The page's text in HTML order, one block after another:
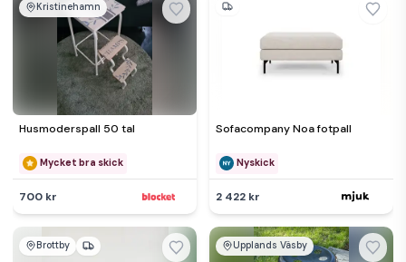
Kristinehamn
Husmoderspall 50 tal
Mycket bra skick
700 kr
Sofacompany Noa fotpall
Nyskick
2 422 kr
Brottby Upplands Väsby